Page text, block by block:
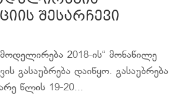
შესარჩევი
2018-ის“ მონაწილე
გასაუბრება დაიწყო. გასაუბრება
წლის 19-20...